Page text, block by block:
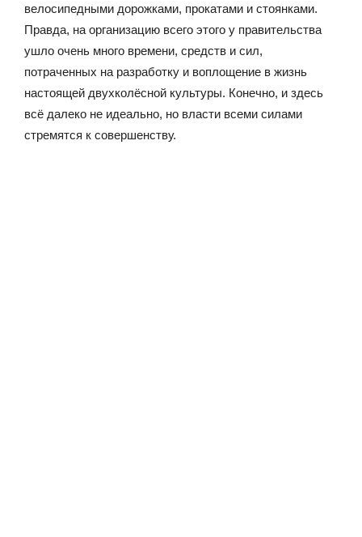
велосипедными дорожками, прокатами и стоянками.
Правда, на организацию всего этого у правительства
ушло очень много времени, средств и сил,
потраченных на разработку и воплощение в жизнь
настоящей двухколёсной культуры. Конечно, и здесь
всё далеко не идеально, но власти всеми силами
стремятся к совершенству.